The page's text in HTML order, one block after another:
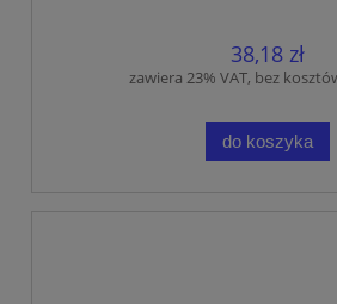
38,18 zł
zawiera 23% VAT, bez
do koszyka